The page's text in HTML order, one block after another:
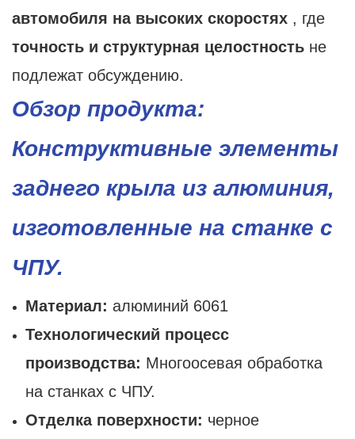
автомобиля на высоких скоростях , где
точность и структурная целостность не
подлежат обсуждению.
Обзор продукта:
Конструктивные элементы
заднего крыла из алюминия,
изготовленные на станке с
ЧПУ.
Материал: алюминий 6061
Технологический процесс
производства: Многоосевая обработка
на станках с ЧПУ.
Отделка поверхности: черное